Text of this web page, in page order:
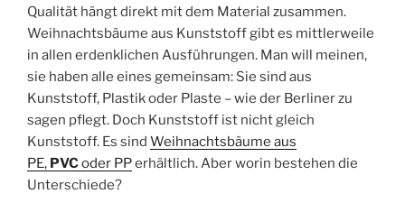
Qualität hängt direkt mit dem Material zusammen.
Weihnachtsbäume aus Kunststoff gibt es mittlerweile
in allen erdenklichen Ausführungen. Man will meinen,
sie haben alle eines gemeinsam: Sie sind aus
Kunststoff, Plastik oder Plaste – wie der Berliner zu
sagen pflegt. Doch Kunststoff ist nicht gleich
Kunststoff. Es sind Weihnachtsbäume aus
PE, PVCoder PPerhältlich. Aber worin bestehen die
Unterschiede?